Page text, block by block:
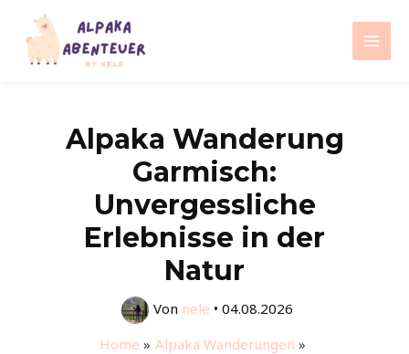
Inhalt
springen
Main
Alpaka Wanderung
Garmisch:
Unvergessliche
Erlebnisse in der
Natur
Von nele • 04.08.2026
Home
Alpaka Wanderungen